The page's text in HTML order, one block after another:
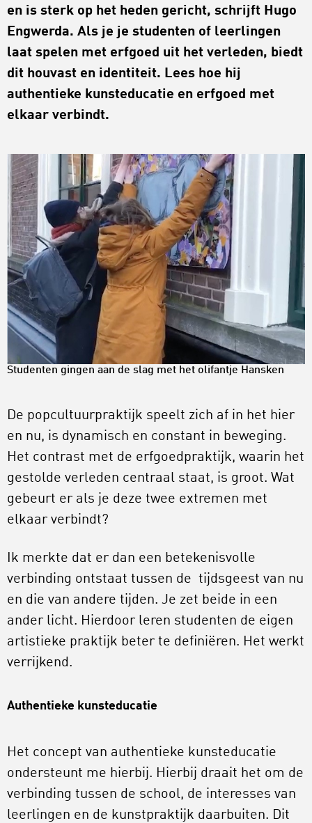
en is sterk op het heden gericht, schrijft Hugo
Engwerda. Als je je studenten of leerlingen
laat spelen met erfgoed uit het verleden, biedt
dit houvast en identiteit. Lees hoe hij
authentieke kunsteducatie en erfgoed met
elkaar verbindt.
Studenten gingen aan de slag met het olifantje Hansken
De popcultuurpraktijk speelt zich af in het hier
en nu, is dynamisch en constant in beweging.
Het contrast met de erfgoedpraktijk, waarin het
gestolde verleden centraal staat, is groot. Wat
gebeurt er als je deze twee extremen met
elkaar verbindt?
Ik merkte dat er dan een betekenisvolle
verbinding ontstaat tussen de tijdsgeest van nu
en die van andere tijden. Je zet beide in een
ander licht. Hierdoor leren studenten de eigen
artistieke praktijk beter te definiëren. Het werkt
verrijkend.
Authentieke kunsteducatie
Het concept van authentieke kunsteducatie
ondersteunt me hierbij. Hierbij draait het om de
verbinding tussen de school, de interesses van
leerlingen en de kunstpraktijk daarbuiten. Dit